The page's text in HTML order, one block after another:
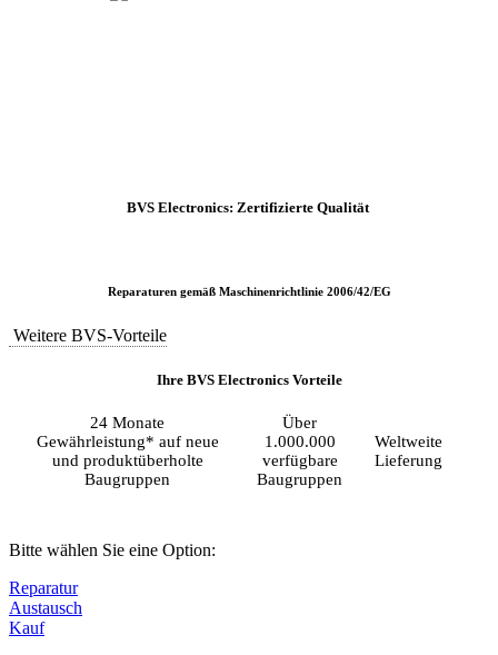
BVS Electronics: Zertifizierte Qualität
Reparaturen gemäß Maschinenrichtlinie 2006/42/EG
Weitere BVS-Vorteile
Ihre BVS Electronics Vorteile
24 Monate
Gewährleistung* auf neue
und produktüberholte
Baugruppen
Über
1.000.000
verfügbare
Baugruppen
Weltweite
Lieferung
Bitte wählen Sie eine Option:
Reparatur
Austausch
Kauf